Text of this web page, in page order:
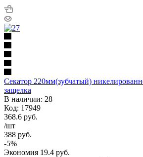
Секатор 220мм(зубчатый)
защелка
В наличии: 28
Код: 17949
368.6 руб.
/шт
388 руб.
-5%
Экономия 19.4 руб.